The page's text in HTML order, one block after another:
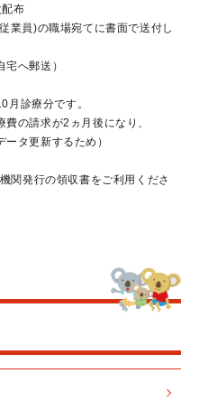
布
)の職場宛てに書面で送付し
郵送）
診療分です。
請求が2ヵ月後になり、
更新するため ）
行の領収書をご利用くださ